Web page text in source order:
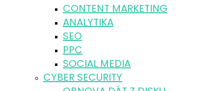
CONTENT MARKETING
ANALYTIKA
SEO
PPC
SOCIAL MEDIA
CYBER SECURITY